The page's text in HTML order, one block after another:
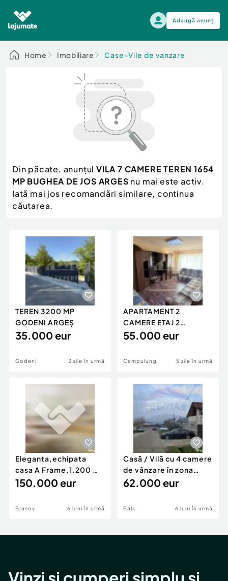
Adaugă anunț
Alege categoria
Auto, moto si ambarcatiuni
Electronice si electrocasnice
Mama si copilul
Moda si frumusete
Sport, timp liber, arta
Servicii
Animale de companie
Afaceri și echipamente profesionale
Inchiriere Bunuri si Vehicule
Auto, moto si ambarcatiuni
Scutere - ATV - UTV
Autoutilitare
Ambarcatiuni
Camioane - Rulote - Remorci
Utilaje agricole si industriale
Piese auto si accesorii
Dacia Duster
Home Imobiliare Case-Vile de vanzare
Din păcate, anunțul VILA 7 CAMERE TEREN 1654
MP BUGHEA DE JOS ARGES nu mai este activ.
Iată mai jos recomandări similare, continua
căutarea.
TEREN 3200 MP
GODENI ARGEȘ
35.000 eur
Godeni 3 zile în urmă
APARTAMENT 2
CAMERE ETAJ 2
DECOMANDAT GRUI
55.000 eur
Campulung 5 zile în urmă
Eleganta,echipata
casa A Frame,1.200 mp
teren,deschidere Pia
150.000 eur
Brasov 6 luni în urmă
Casă / Vilă cu 4 camere
de vânzare în zona
Periferie
62.000 eur
Bals 6 luni în urmă